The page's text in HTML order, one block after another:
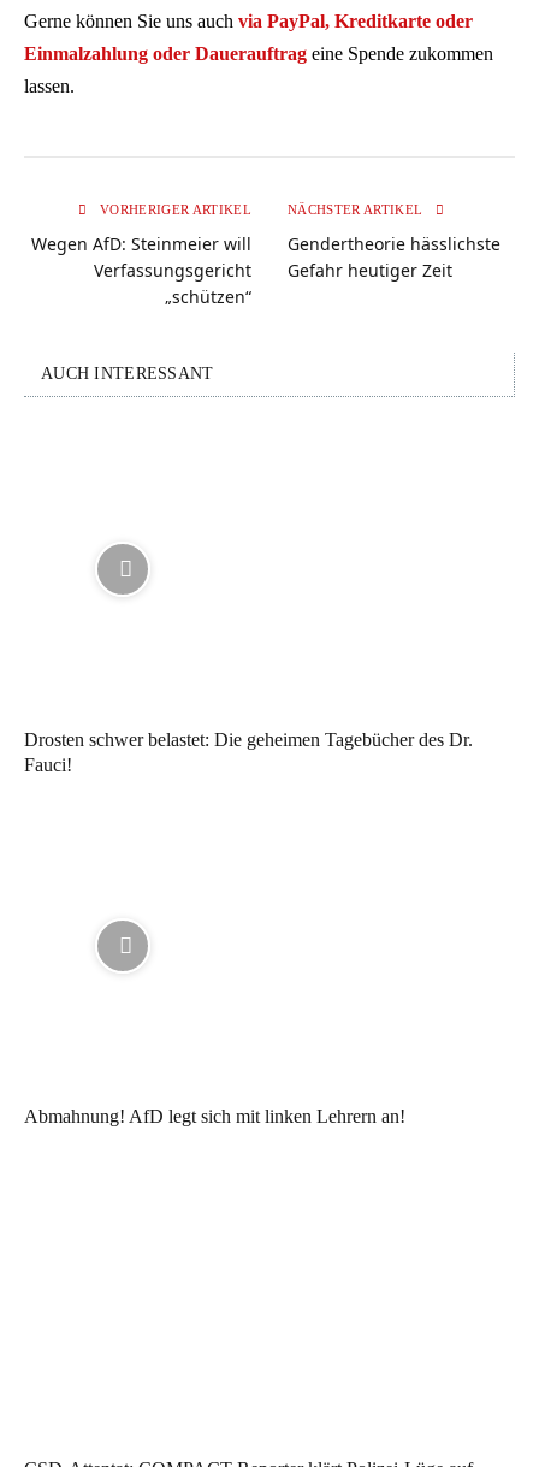
Gerne können Sie uns auch via PayPal, Kreditkarte oder
Einmalzahlung oder Dauerauftrag eine Spende zukommen
lassen.
VORHERIGER ARTIKEL
Wegen AfD: Steinmeier will
Verfassungsgericht
„schützen“
NÄCHSTER ARTIKEL
Gendertheorie hässlichste
Gefahr heutiger Zeit
AUCH INTERESSANT
Drosten schwer belastet: Die geheimen Tagebücher des Dr.
Fauci!
Abmahnung! AfD legt sich mit linken Lehrern an!